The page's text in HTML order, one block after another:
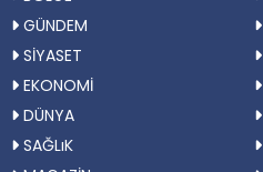
GÜNDEM
SİYASET
EKONOMİ
DÜNYA
SAĞLıK